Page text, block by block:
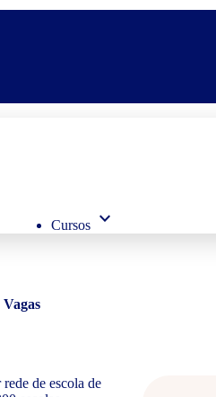
Cursos keyboard_arrow_down
Vagas